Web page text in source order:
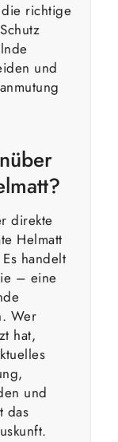
richtige
und
direkte
Helmatt
handelt
– eine
Wer
hat,
und
das